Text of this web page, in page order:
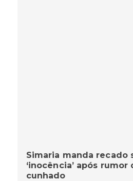
Simaria manda recado
‘inocência’ após
cunhado